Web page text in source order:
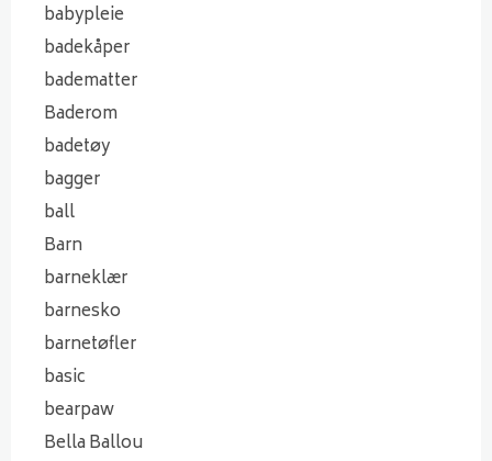
babypleie
badekåper
badematter
Baderom
badetøy
bagger
ball
Barn
barneklær
barnesko
barnetøfler
basic
bearpaw
Bella Ballou